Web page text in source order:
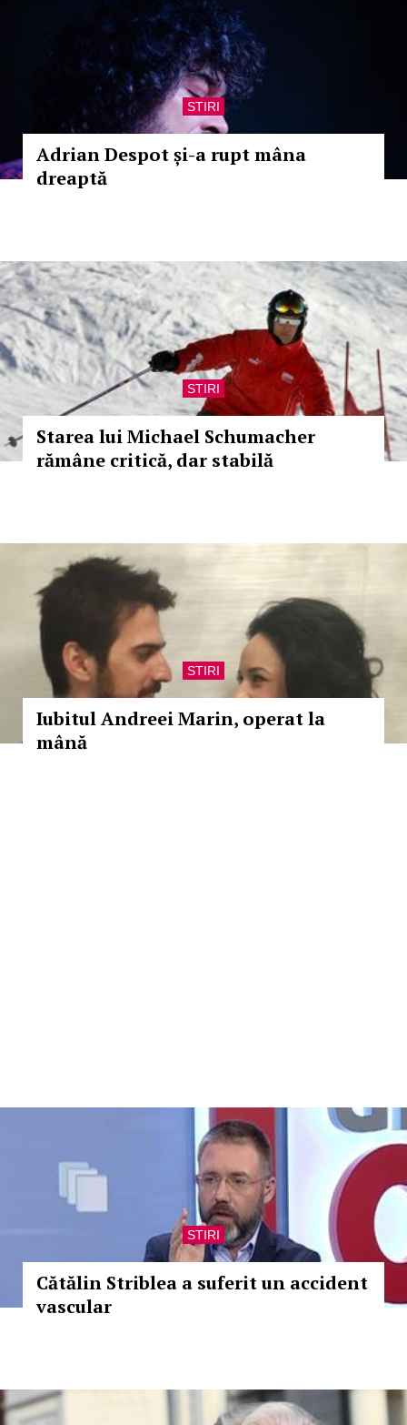
STIRI
Adrian Despot și-a rupt mâna
dreaptă
STIRI
Starea lui Michael Schumacher
rămâne critică, dar stabilă
STIRI
Iubitul Andreei Marin, operat la
mână
STIRI
Cătălin Striblea a suferit un accident
vascular